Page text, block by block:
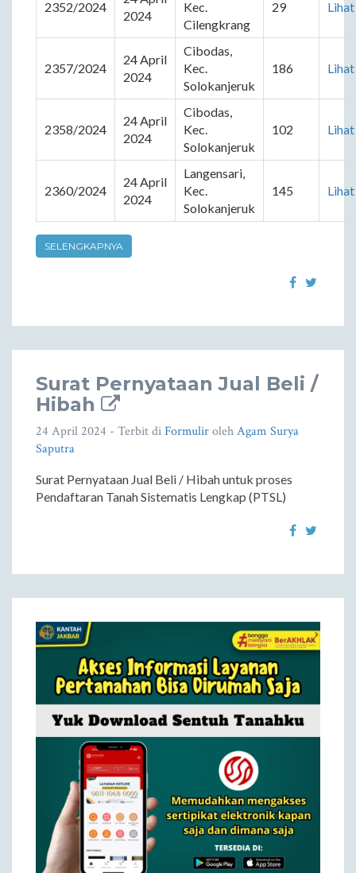
2352/2024
2024
Kec.
Cilengkrang
29 Lihat
2357/2024
24 April
2024
Cibodas,
Kec.
Solokanjeruk
186 Lihat
2358/2024
24 April
2024
Cibodas,
Kec.
Solokanjeruk
102 Lihat
2360/2024
24 April
2024
Langensari,
Kec.
Solokanjeruk
145 Lihat
SELENGKAPNYA
Surat Pernyataan Jual Beli /
Hibah
24 April 2024 - Terbit diFormulirolehAgam Surya
Saputra
Surat Pernyataan Jual Beli / Hibah untuk proses
Pendaftaran Tanah Sistematis Lengkap (PTSL)